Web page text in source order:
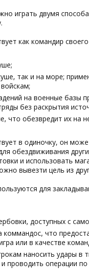
играть двумя
как командир
так и на море;
на военные базы
без раскрытия
что обезвредит их на
в одиночку, он
обездвиживания
и использовать
вывезти цель из
для
доступных с
коммандос, что
или в качестве
наносить удары в
проводить операции